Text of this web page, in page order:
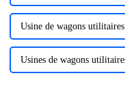
Usine de wagons
Usines de wagons